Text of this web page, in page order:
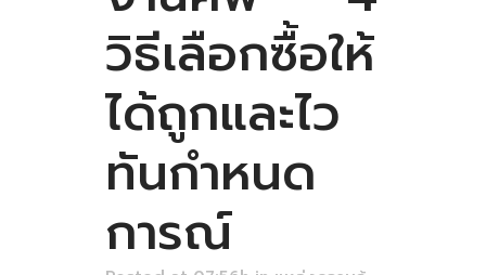
วิธีเลือกซื้อให้
ได้ถูกและไว
ทันกำหนด
การณ์